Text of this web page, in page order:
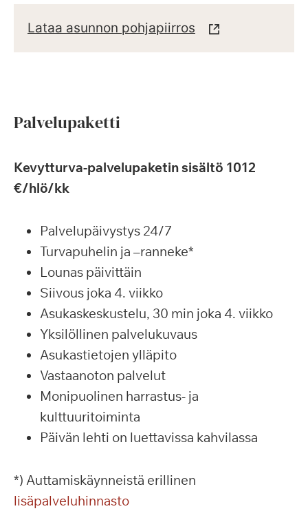
Lataa asunnon pohjapiirros
Palvelupaketti
Kevytturva-palvelupaketin sisältö 1012
€/hlö/kk
Palvelupäivystys 24/7
Turvapuhelin ja –ranneke*
Lounas päivittäin
Siivous joka 4. viikko
Asukaskeskustelu, 30 min joka 4. viikko
Yksilöllinen palvelukuvaus
Asukastietojen ylläpito
Vastaanoton palvelut
Monipuolinen harrastus- ja
kulttuuritoiminta
Päivän lehti on luettavissa kahvilassa
*) Auttamiskäynneistä erillinen
lisäpalveluhinnasto